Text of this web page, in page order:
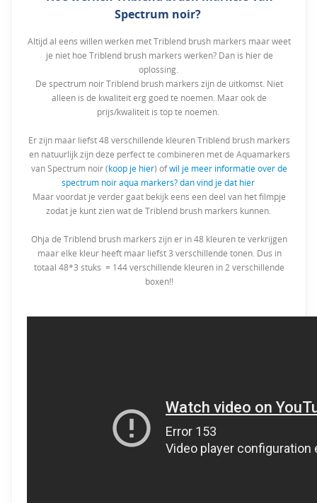
Spectrum noir?
Altijd al eens willen werken met Triblend brush markers maar weet
je niet hoe Triblend brush markers werken? Dan is hier de
oplossing.
De spectrum noir Triblend brush markers zijn de uitkomst. Niet
alleen is de kwaliteit erg goed te noemen. Maar ook de
prijs/kwaliteit is top te noemen.
Er zijn maar liefst 48 verschillende kleuren Triblend brush markers
en natuurlijk zijn deze perfect te combineren met de Aquamarkers
van Spectrum noir (koop je hier) ofwil je meer informatie over de
spectrum noir aqua markers? dan vind je dat hier
Maar voordat je verder gaat bekijk eens een deel van het filmpje
zodat je kunt zien wat de Triblend brush markers kunnen.
Ohja de Triblend brush markers zijn er in 48 kleuren te verkrijgen
maar elke kleur heeft maar liefst 3 verschillende tonen. Dus in
totaal 48*3 stuks = 144 verschillende kleuren in 2 verschillende
boxen!!